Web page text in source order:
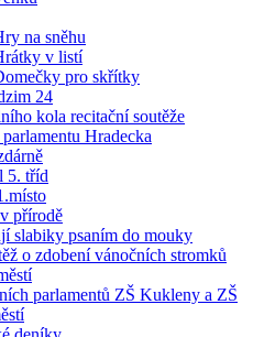
na sněhu
v listí
pro skřítky
24
kola recitační soutěže
Hradecka
5. tříd
přírodě
slabiky psaním do mouky
o zdobení vánočních stromků
parlamentů ZŠ Kukleny a ZŠ